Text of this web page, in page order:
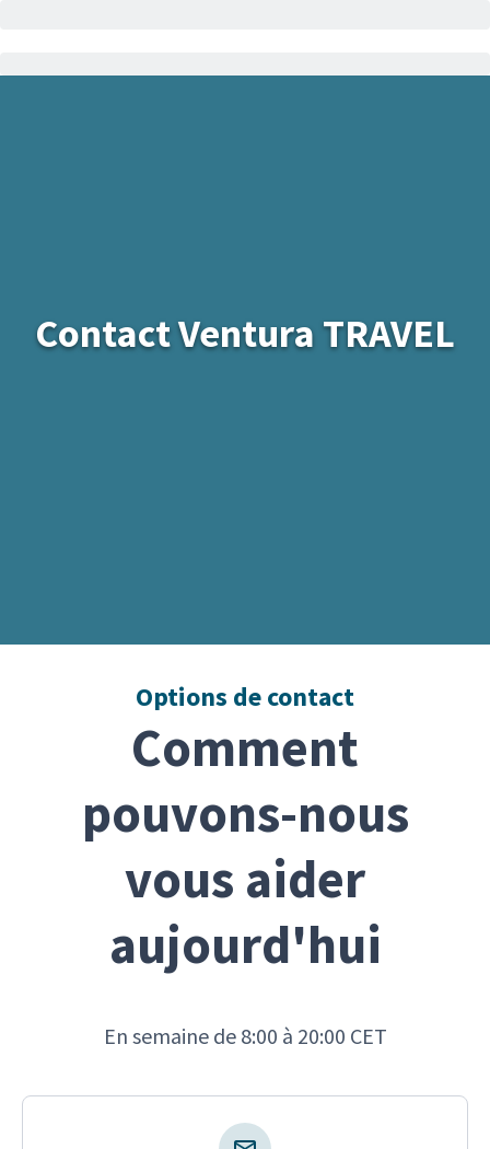
Contact Ventura TRAVEL
Options de contact
Comment
pouvons-nous
vous aider
aujourd'hui
En semaine de 8:00 à 20:00 CET